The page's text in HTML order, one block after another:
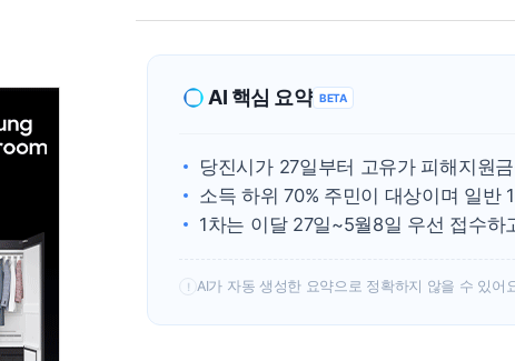
AI 핵심 요약 BETA
당진시가 27일부터 고유가 피해지원
소득 하위 70% 주민이 대상이며 일반
1차는 이달 27일~5월8일 우선 접수하
! AI가 자동 생성한 요약으로 정확하지 않을 수 있어